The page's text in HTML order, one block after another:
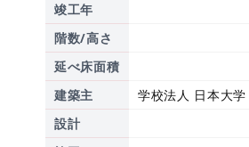
竣工年
階数/高さ
延べ床面積
建築主
学校法人 日本大学
設計